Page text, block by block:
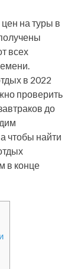
на туры в
всех
в 2022
проверить
до
чтобы найти
в конце